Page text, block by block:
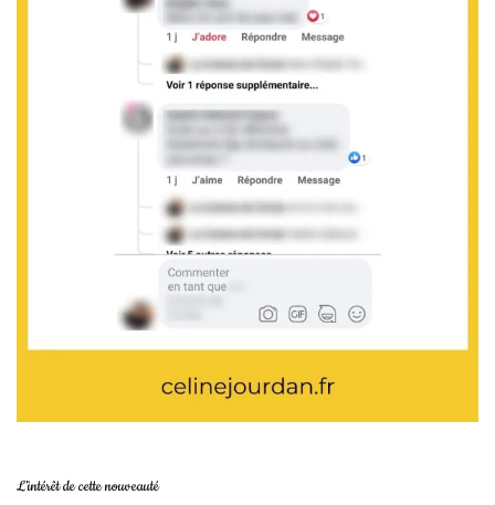
L’intérêt de cette nouveauté